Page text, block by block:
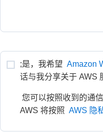
;是，我希望 Amazon
话与我分享关于 AWS
AWS 将按照 AWS 隐